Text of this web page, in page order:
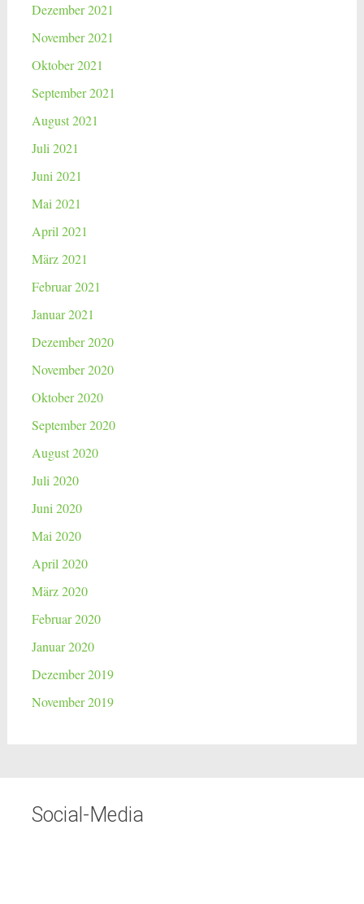
Dezember 2021
November 2021
Oktober 2021
September 2021
August 2021
Juli 2021
Juni 2021
Mai 2021
April 2021
März 2021
Februar 2021
Januar 2021
Dezember 2020
November 2020
Oktober 2020
September 2020
August 2020
Juli 2020
Juni 2020
Mai 2020
April 2020
März 2020
Februar 2020
Januar 2020
Dezember 2019
November 2019
Social-Media